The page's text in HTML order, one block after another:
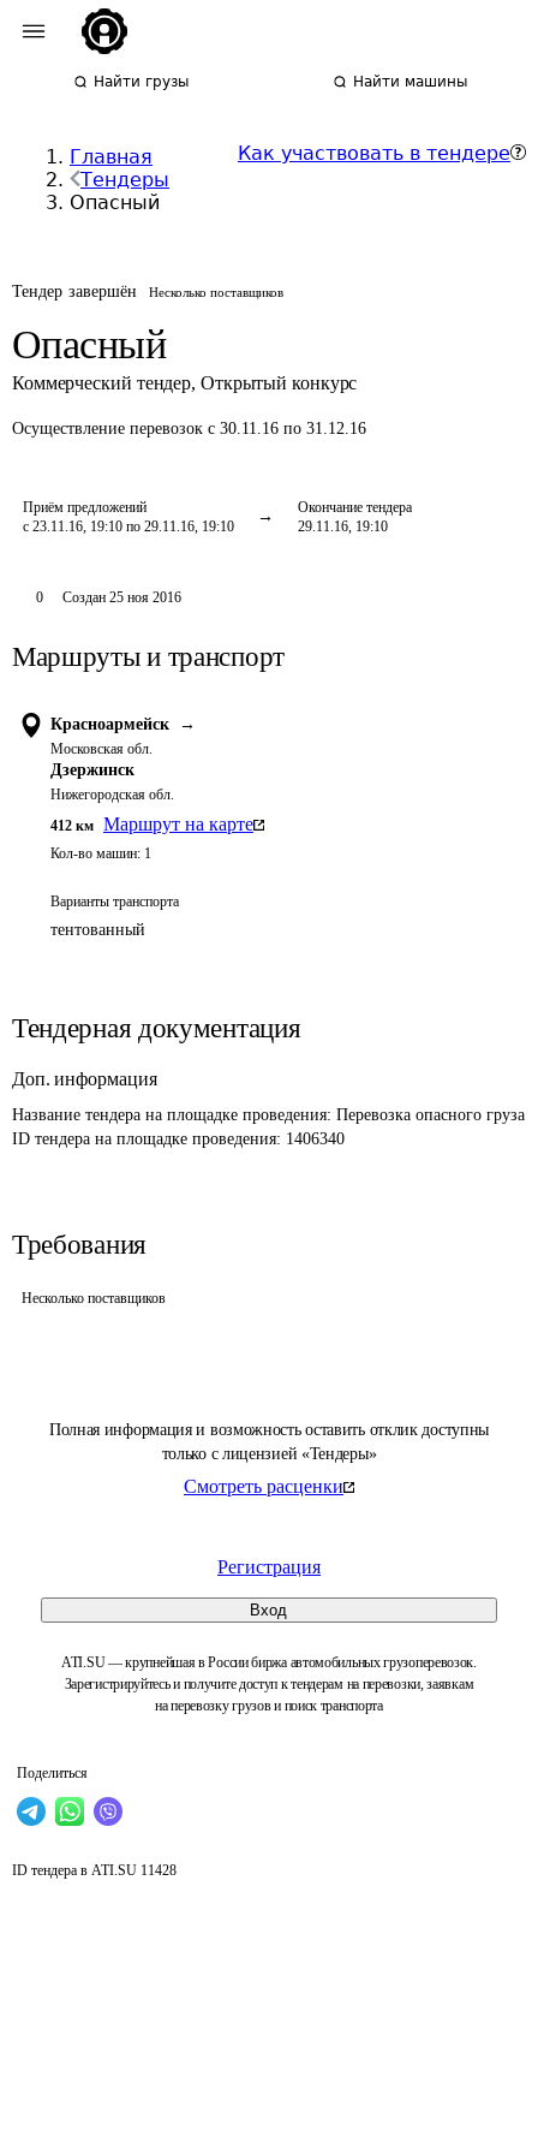
Найти грузы Найти машины
Главная
Тендеры
Опасный
Как участвовать в тендере
Тендер завершён Несколько поставщиков
Опасный
Коммерческий тендер, Открытый конкурс
Осуществление перевозок с 30.11.16 по 31.12.16
Приём предложений
с 23.11.16, 19:10 по 29.11.16, 19:10
Окончание тендера
29.11.16, 19:10
Полная информация и возможность оставить отклик доступны
только с лицензией «Тендеры»
Смотреть расценки
Регистрация
Вход
ATI.SU — крупнейшая в России биржа автомобильных грузоперевозок.
Зарегистрируйтесь и получите доступ к тендерам на перевозки, заявкам
на перевозку грузов и поиск транспорта
Поделиться
0 Создан 25 ноя 2016
Маршруты и транспорт
Красноармейск →
Московская обл.
Дзержинск
Нижегородская обл.
412 км Маршрут на карте
Кол-во машин: 1
Варианты транспорта
тентованный
Тендерная документация
Доп. информация
Название тендера на площадке проведения: Перевозка опасного груза
ID тендера на площадке проведения: 1406340
Требования
Несколько поставщиков
ID тендера в ATI.SU 11428